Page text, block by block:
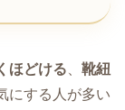
ほどける
靴紐
にする人が多い